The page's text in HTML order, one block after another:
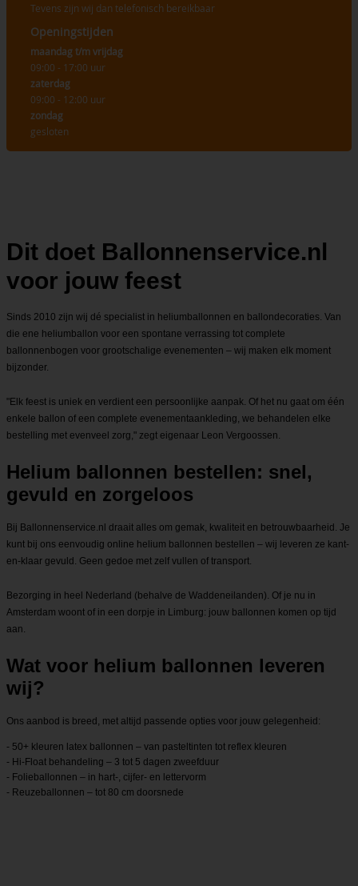
Tevens zijn wij dan telefonisch bereikbaar
Openingstijden
maandag t/m vrijdag
09:00 - 17:00 uur
zaterdag
09:00 - 12:00 uur
zondag
gesloten
Dit doet Ballonnenservice.nl
voor jouw feest
Sinds 2010 zijn wij dé specialist in heliumballonnen en ballondecoraties. Van
die ene heliumballon voor een spontane verrassing tot complete
ballonnenbogen voor grootschalige evenementen – wij maken elk moment
bijzonder.
"Elk feest is uniek en verdient een persoonlijke aanpak. Of het nu gaat om één
enkele ballon of een complete evenementaankleding, we behandelen elke
bestelling met evenveel zorg," zegt eigenaar Leon Vergoossen.
Helium ballonnen bestellen: snel,
gevuld en zorgeloos
Bij Ballonnenservice.nl draait alles om gemak, kwaliteit en betrouwbaarheid. Je
kunt bij ons eenvoudig online helium ballonnen bestellen – wij leveren ze kant-
en-klaar gevuld. Geen gedoe met zelf vullen of transport.
Bezorging in heel Nederland (behalve de Waddeneilanden). Of je nu in
Amsterdam woont of in een dorpje in Limburg: jouw ballonnen komen op tijd
aan.
Wat voor helium ballonnen leveren
wij?
Ons aanbod is breed, met altijd passende opties voor jouw gelegenheid:
- 50+ kleuren latex ballonnen – van pasteltinten tot reflex kleuren
- Hi-Float behandeling – 3 tot 5 dagen zweefduur
- Folieballonnen – in hart-, cijfer- en lettervorm
- Reuzeballonnen – tot 80 cm doorsnede